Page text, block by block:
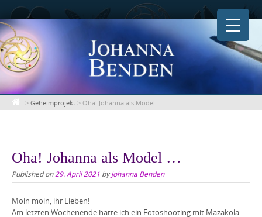
Skip
to
content
> Geheimprojekt > Oha! Johanna als Model …
Oha! Johanna als Model …
Published on29. April 2021 byJohanna Benden
Moin moin, ihr Lieben!
Am letzten Wochenende hatte ich ein Fotoshooting mit Mazakola